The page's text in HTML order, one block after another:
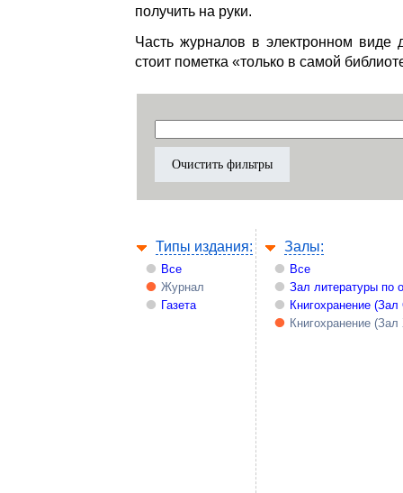
получить на руки.
Часть журналов в электронном виде
стоит пометка «только в самой
Типы издания:
Все
Журнал
Газета
Залы:
Все
Зал литературы по
Книгохранение
Книгохранение